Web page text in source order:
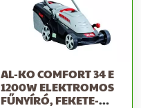
AL-KO COMFORT 34 E
1200W ELEKTROMOS
FŰNYÍRÓ, FEKETE-